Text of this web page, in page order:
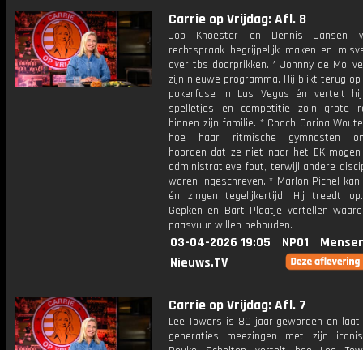
Carrie op Vrijdag: Afl. 8
Job Knoester en Dennis Jansen
rechtspraak begrijpelijk maken en
over tbs doorprikken. * Johnny de Mol
zijn nieuwe programma. Hij blikt terug
pokerfase in Las Vegas én vertelt
spelletjes en competitie zo'n grote
binnen zijn familie. * Coach Corina
hoe haar ritmische gymnasten
hoorden dat ze niet naar het EK
administratieve fout, terwijl andere
waren ingeschreven. * Marlon Pichel
én zingen tegelijkertijd. Hij treedt
Gepken en Bart Plaatje vertellen
paasvuur willen behouden.
03-04-2026 19:05 NPO1
Nieuws.TV
Carrie op Vrijdag: Afl. 7
Lee Towers is 80 jaar geworden en
generaties meezingen met zijn